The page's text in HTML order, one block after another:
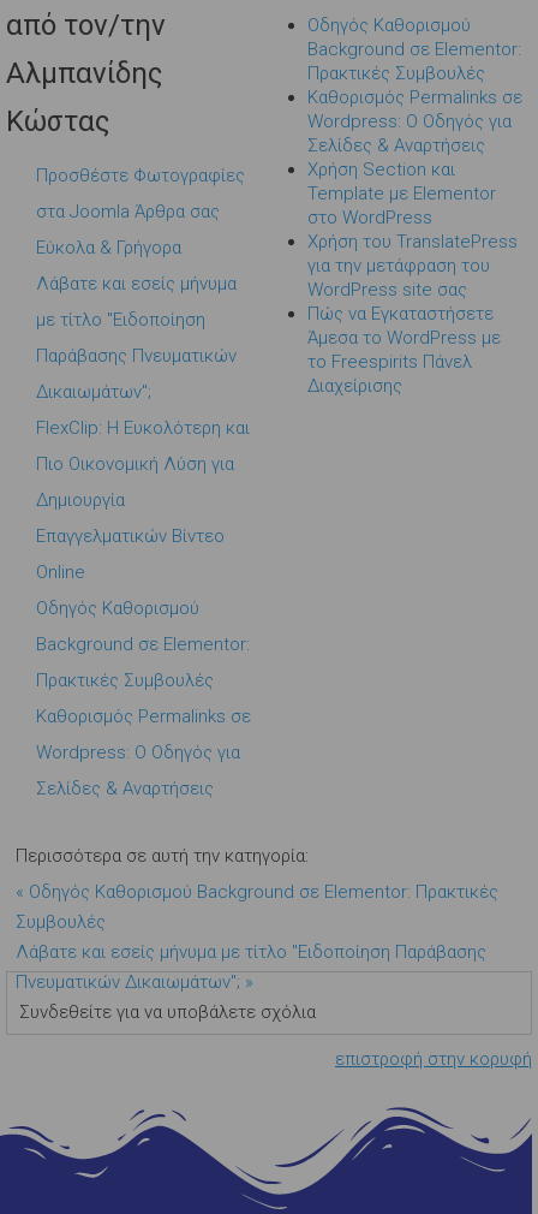
από τον/την
Αλμπανίδης
Κώστας
Προσθέστε Φωτογραφίες
στα Joomla Άρθρα σας
Εύκολα & Γρήγορα
Λάβατε και εσείς μήνυμα
με τίτλο "Ειδοποίηση
Παράβασης Πνευματικών
Δικαιωμάτων";
FlexClip: Η Ευκολότερη και
Πιο Οικονομική Λύση για
Δημιουργία
Επαγγελματικών Βίντεο
Online
Οδηγός Καθορισμού
Background σε Elementor:
Πρακτικές Συμβουλές
Καθορισμός Permalinks σε
Wordpress: Ο Οδηγός για
Σελίδες & Αναρτήσεις
Οδηγός Καθορισμού
Background σε Elementor:
Πρακτικές Συμβουλές
Καθορισμός Permalinks σε
Wordpress: Ο Οδηγός για
Σελίδες & Αναρτήσεις
Χρήση Section και
Template με Elementor
στο WordPress
Χρήση του TranslatePress
για την μετάφραση του
WordPress site σας
Πώς να Εγκαταστήσετε
Άμεσα το WordPress με
το Freespirits Πάνελ
Διαχείρισης
Περισσότερα σε αυτή την κατηγορία:
« Οδηγός Καθορισμού Background σε Elementor: Πρακτικές
Συμβουλές
Λάβατε και εσείς μήνυμα με τίτλο "Ειδοποίηση Παράβασης
Πνευματικών Δικαιωμάτων"; »
Συνδεθείτε για να υποβάλετε σχόλια
επιστροφή στην κορυφή